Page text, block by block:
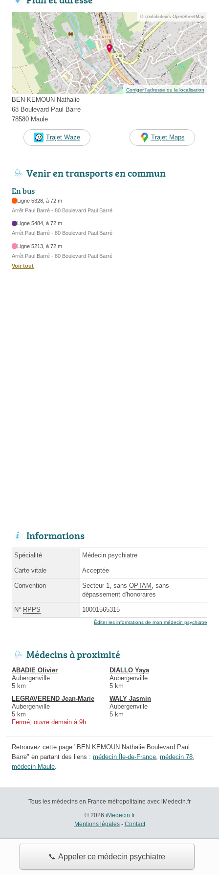
📞 Appeler ce médecin psychiatre
© contributeurs OpenStreetMap
Corriger l’adresse ou la localisation
BEN KEMOUN Nathalie
68 Boulevard Paul Barre
78580 Maule
Trajet Waze Trajet Maps
Venir en transports en commun
En bus
Ligne 5328, à 72 m
Arrêt Paul Barré - 80 Boulevard Paul Barré
Ligne 5484, à 72 m
Arrêt Paul Barré - 80 Boulevard Paul Barré
Ligne 5213, à 72 m
Arrêt Paul Barré - 80 Boulevard Paul Barré
Voir tout
Informations
Spécialité Médecin psychiatre
Carte vitale Acceptée
Convention Secteur 1, sans OPTAM
, sans
dépassement d'honoraires
N° RPPS 10001565315
Éditer les informations de mon médecin psychiatre
Médecins à proximité
ABADIE Olivier
Aubergenville
5 km
DIALLO Yaya
Aubergenville
5 km
LEGRAVEREND Jean-Marie
Aubergenville
5 km
Fermé, ouvre demain à 9h
WALY Jasmin
Aubergenville
5 km
Retrouvez cette page "BEN KEMOUN Nathalie Boulevard Paul
Barre" en partant des liens : médecin Île-de-France médecin 78
médecin Maule
Tous les médecins en France métropolitaine avec iMedecin.fr
© 2026 iMedecin.fr
Mentions légales- Contact